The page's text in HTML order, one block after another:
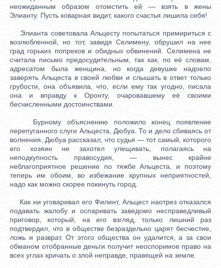
неожиданным образом отомстить ей — взять в жены
Элианту. Пусть коварная видит, какого счастья лишила себя!
Элианта советовала Альцесту попытаться примириться с
возлюбленной, но тот, завидя Селимену, обрушил на нее
град горьких попреков и обидных обвинений. Селимена не
считала письмо предосудительным, так как, по её словам,
адресатом была женщина, но когда девушке надоело
заверять Альцеста в своей любви и слышать в ответ только
грубости, она объявила, что, если ему так угодно, писала
она и вправду к Оронту, очаровавшему её своими
бесчисленными достоинствами.
Бурному объяснению положило конец появление
перепуганного слуги Альцеста, Дюбуа. То и дело сбиваясь от
волнения, Дюбуа рассказал, что судья — тот самый, которого
его хозяин не захотел улещивать, полагаясь на
неподкупность правосудия, — вынес крайне
неблагоприятное решение по тяжбе Альцеста, и поэтому
теперь им обоим, во избежание крупных неприятностей,
надо как можно скорее покинуть город.
Как ни уговаривал его Филинт, Альцест наотрез отказался
подавать жалобу и оспаривать заведомо несправедливый
приговор, который, на его взгляд, только лишний раз
подтвердил, что в обществе безраздельно царят бесчестие,
ложь и разврат. От этого общества он удалится, а за свои
обманом отобранные деньги получит неоспоримое право на
всех углах кричать о злой неправде, правящей на земле.